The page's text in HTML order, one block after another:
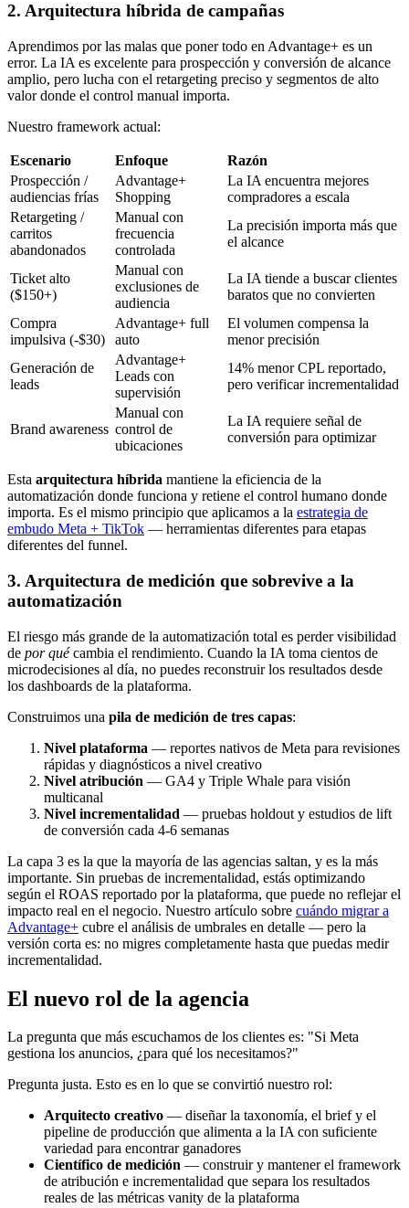
2. Arquitectura híbrida de campañas
Aprendimos por las malas que poner todo en Advantage+ es un
error. La IA es excelente para prospección y conversión de alcance
amplio, pero lucha con el retargeting preciso y segmentos de alto
valor donde el control manual importa.
Nuestro framework actual:
Escenario Enfoque
Razón
Prospección /
audiencias frías
Advantage+
Shopping
La IA encuentra mejores
compradores a escala
Retargeting /
carritos
abandonados
Manual con
frecuencia
controlada
La precisión importa más que
el alcance
Ticket alto
($150+)
Manual con
exclusiones de
audiencia
La IA tiende a buscar clientes
baratos que no convierten
Compra
impulsiva (-$30)
Advantage+ full
auto
El volumen compensa la
menor precisión
Generación de
leads
Advantage+
Leads con
supervisión
14% menor CPL reportado,
pero verificar incrementalidad
Brand awareness
Manual con
control de
ubicaciones
La IA requiere señal de
conversión para optimizar
Esta arquitectura híbrida mantiene la eficiencia de la
automatización donde funciona y retiene el control humano donde
importa. Es el mismo principio que aplicamos a la estrategia de
embudo Meta + TikTok — herramientas diferentes para etapas
diferentes del funnel.
3. Arquitectura de medición que sobrevive a la
automatización
El riesgo más grande de la automatización total es perder visibilidad
de por quécambia el rendimiento. Cuando la IA toma cientos de
microdecisiones al día, no puedes reconstruir los resultados desde
los dashboards de la plataforma.
Construimos una pila de medición de tres capas:
Nivel plataforma — reportes nativos de Meta para revisiones
rápidas y diagnósticos a nivel creativo
Nivel atribución — GA4 y Triple Whale para visión
multicanal
Nivel incrementalidad — pruebas holdout y estudios de lift
de conversión cada 4-6 semanas
La capa 3 es la que la mayoría de las agencias saltan, y es la más
importante. Sin pruebas de incrementalidad, estás optimizando
según el ROAS reportado por la plataforma, que puede no reflejar el
impacto real en el negocio. Nuestro artículo sobre cuándo migrar a
Advantage+ cubre el análisis de umbrales en detalle — pero la
versión corta es: no migres completamente hasta que puedas medir
incrementalidad.
El nuevo rol de la agencia
La pregunta que más escuchamos de los clientes es: "Si Meta
gestiona los anuncios, ¿para qué los necesitamos?"
Pregunta justa. Esto es en lo que se convirtió nuestro rol:
Arquitecto creativo — diseñar la taxonomía, el brief y el
pipeline de producción que alimenta a la IA con suficiente
variedad para encontrar ganadores
Científico de medición — construir y mantener el framework
de atribución e incrementalidad que separa los resultados
reales de las métricas vanity de la plataforma